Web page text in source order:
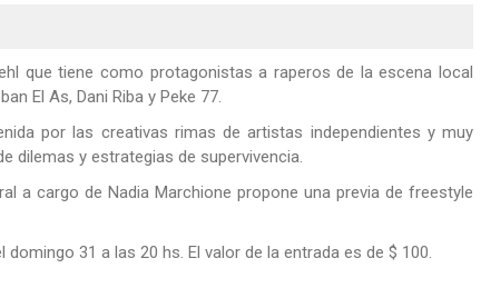
que tiene como protagonistas a raperos de la escena local
El As, Dani Riba y Peke 77.
por las creativas rimas de artistas independientes y muy
dilemas y estrategias de supervivencia.
a cargo de Nadia Marchione propone una previa de freestyle
31 a las 20 hs. El valor de la entrada es de $ 100.